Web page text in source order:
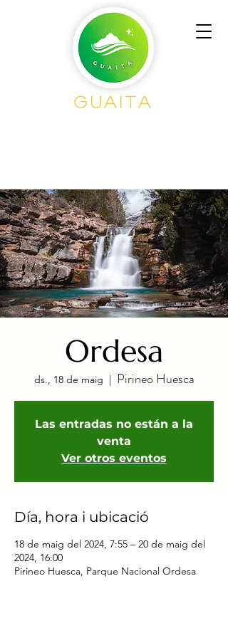
Guaita
Ordesa
ds., 18 de maig
  |
Pirineo Huesca
Las entradas no están a la
venta
Ver otros eventos
Día, hora i ubicació
18 de maig del 2024, 7:55 – 20 de maig del
2024, 16:00
Pirineo Huesca, Parque Nacional Ordesa